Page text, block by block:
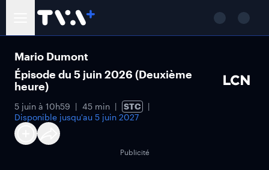
Mario Dumont
Épisode du 5 juin 2026 (Deuxième
heure)
5 juin à 10h59 45 min
STC
Disponible jusqu'au 5 juin 2027
Publicité